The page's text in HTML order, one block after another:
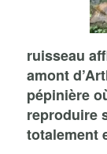
ruisseau
amont
pépinière
reproduire
totalement